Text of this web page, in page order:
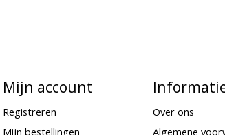
Mijn account
Registreren
Mijn bestellingen
Over ons
Algemene